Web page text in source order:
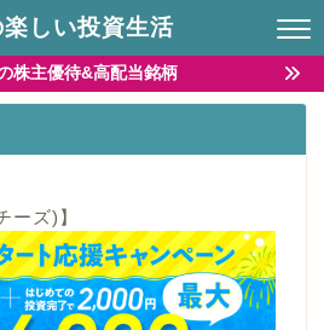
楽しい投資生活
株主優待&高配当銘柄
ーズ)】